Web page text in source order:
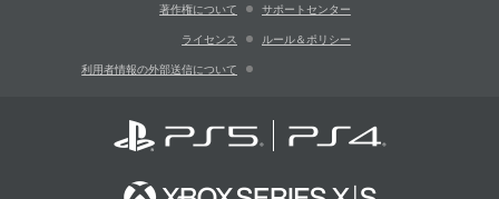
著作権について サポートセンター
ライセンス ルール＆ポリシー
利用者情報の外部送信について